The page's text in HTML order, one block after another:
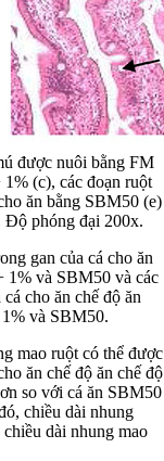
được nuôi bằng FM
(c), các đoạn ruột
ăn bằng SBM50 (e)
Độ phóng đại 200x.
gan của cá cho ăn
1% và SBM50 và các
cho ăn chế độ ăn
và SBM50.
mao ruột có thể được
ăn chế độ ăn chế độ
so với cá ăn SBM50
chiều dài nhung
dài nhung mao